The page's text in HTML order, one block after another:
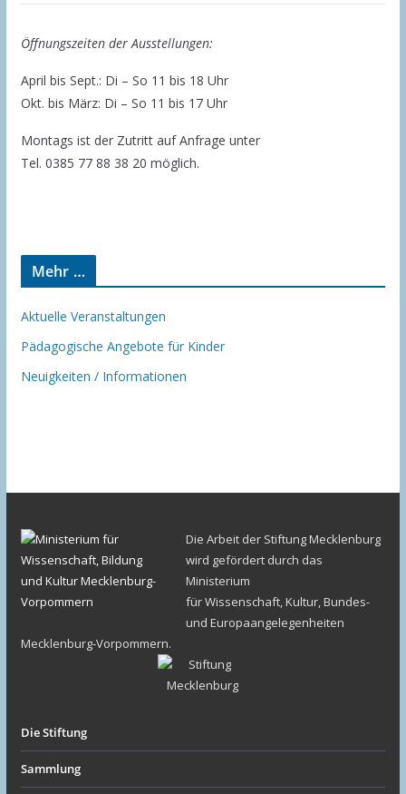
Öffnungszeiten der Ausstellungen:
April bis Sept.: Di – So 11 bis 18 Uhr
Okt. bis März: Di – So 11 bis 17 Uhr
Montags ist der Zutritt auf Anfrage unter
Tel. 0385 77 88 38 20 möglich.
Mehr …
Aktuelle Veranstaltungen
Pädagogische Angebote für Kinder
Neuigkeiten / Informationen
Die Arbeit der Stiftung Mecklenburg
wird gefördert durch das
Ministerium
für Wissenschaft, Kultur, Bundes-
und Europaangelegenheiten
Mecklenburg-Vorpommern.
Die Stiftung
Sammlung